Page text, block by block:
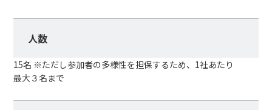
人数
15名 ※ただし参加者の多様性を担保するため、1社あたり
最大３名まで